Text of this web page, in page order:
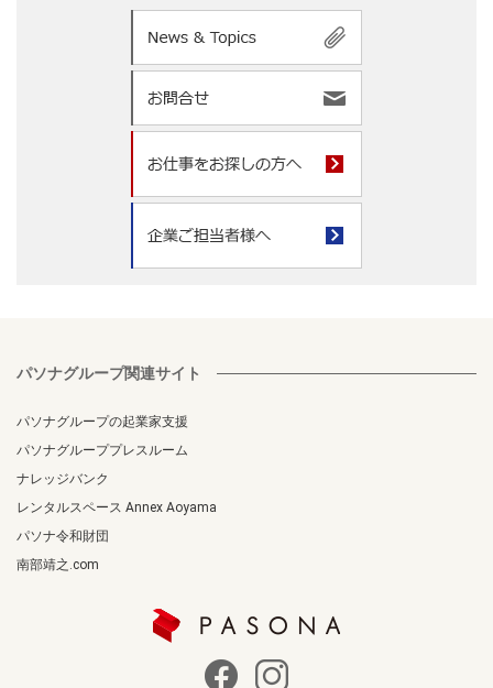
パソナグループ関連サイト
パソナグループの起業家支援
パソナグループプレスルーム
ナレッジバンク
レンタルスペース Annex Aoyama
パソナ令和財団
南部靖之.com